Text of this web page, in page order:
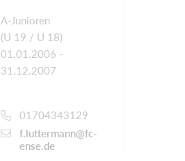
A-Junioren
(U 19 / U 18)
01.01.2006 -
31.12.2007
01704343129
f.luttermann@fc-
ense.de